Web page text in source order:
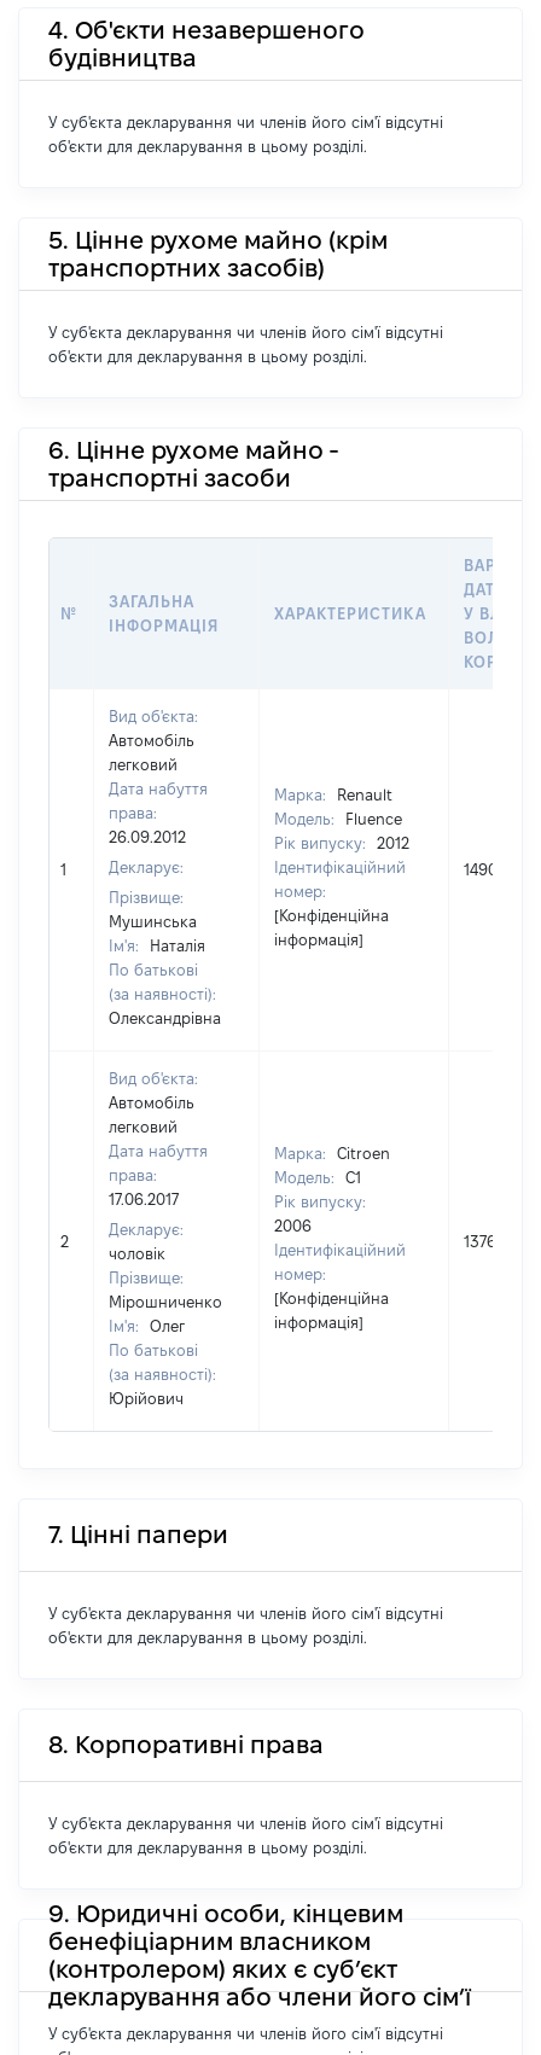
4. Об'єкти незавершеного
будівництва
У суб'єкта декларування чи членів його сім'ї відсутні
об'єкти для декларування в цьому розділі.
5. Цінне рухоме майно (крім
транспортних засобів)
У суб'єкта декларування чи членів його сім'ї відсутні
об'єкти для декларування в цьому розділі.
6. Цінне рухоме майно -
транспортні засоби
№
ЗАГАЛЬНА
ІНФОРМАЦІЯ
ХАРАКТЕРИСТИКА
ДАТУ
У
1
Вид об'єкта:
Автомобіль
легковий
Дата набуття
права:
26.09.2012
Декларує:
Прізвище:
Мушинська
Ім'я:
Наталія
По батькові
(за наявності):
Олександрівна
Марка:
Renault
Модель:
Fluence
Рік випуску:
2012
Ідентифікаційний
номер:
[Конфіденційна
інформація]
149000
2
Вид об'єкта:
Автомобіль
легковий
Дата набуття
права:
17.06.2017
Декларує:
чоловік
Прізвище:
Мірошниченко
Ім'я:
Олег
По батькові
(за наявності):
Юрійович
Марка:
Citroen
Модель:
C1
Рік випуску:
2006
Ідентифікаційний
номер:
[Конфіденційна
інформація]
137641
7. Цінні папери
У суб'єкта декларування чи членів його сім'ї відсутні
об'єкти для декларування в цьому розділі.
8. Корпоративні права
У суб'єкта декларування чи членів його сім'ї відсутні
об'єкти для декларування в цьому розділі.
9. Юридичні особи, кінцевим
бенефіціарним власником
(контролером) яких є суб’єкт
декларування або члени його сім’ї
У суб'єкта декларування чи членів його сім'ї відсутні